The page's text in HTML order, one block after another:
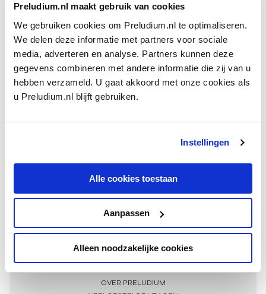
Preludium.nl maakt gebruik van cookies
We gebruiken cookies om Preludium.nl te optimaliseren.
We delen deze informatie met partners voor sociale
media, adverteren en analyse. Partners kunnen deze
gegevens combineren met andere informatie die zij van u
hebben verzameld. U gaat akkoord met onze cookies als
u Preludium.nl blijft gebruiken.
Instellingen
Alle cookies toestaan
Aanpassen
Alleen noodzakelijke cookies
Meer informatie
OVER PRELUDIUM